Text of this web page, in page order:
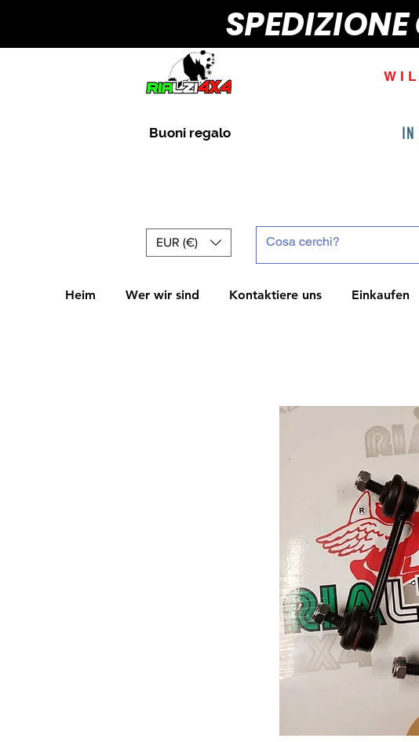
Buoni regalo IN
EUR (€)
Heim Wer wir sind Kontaktiere uns Einkaufen